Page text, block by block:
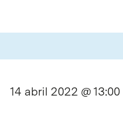
14 abril 2022 @ 13:00